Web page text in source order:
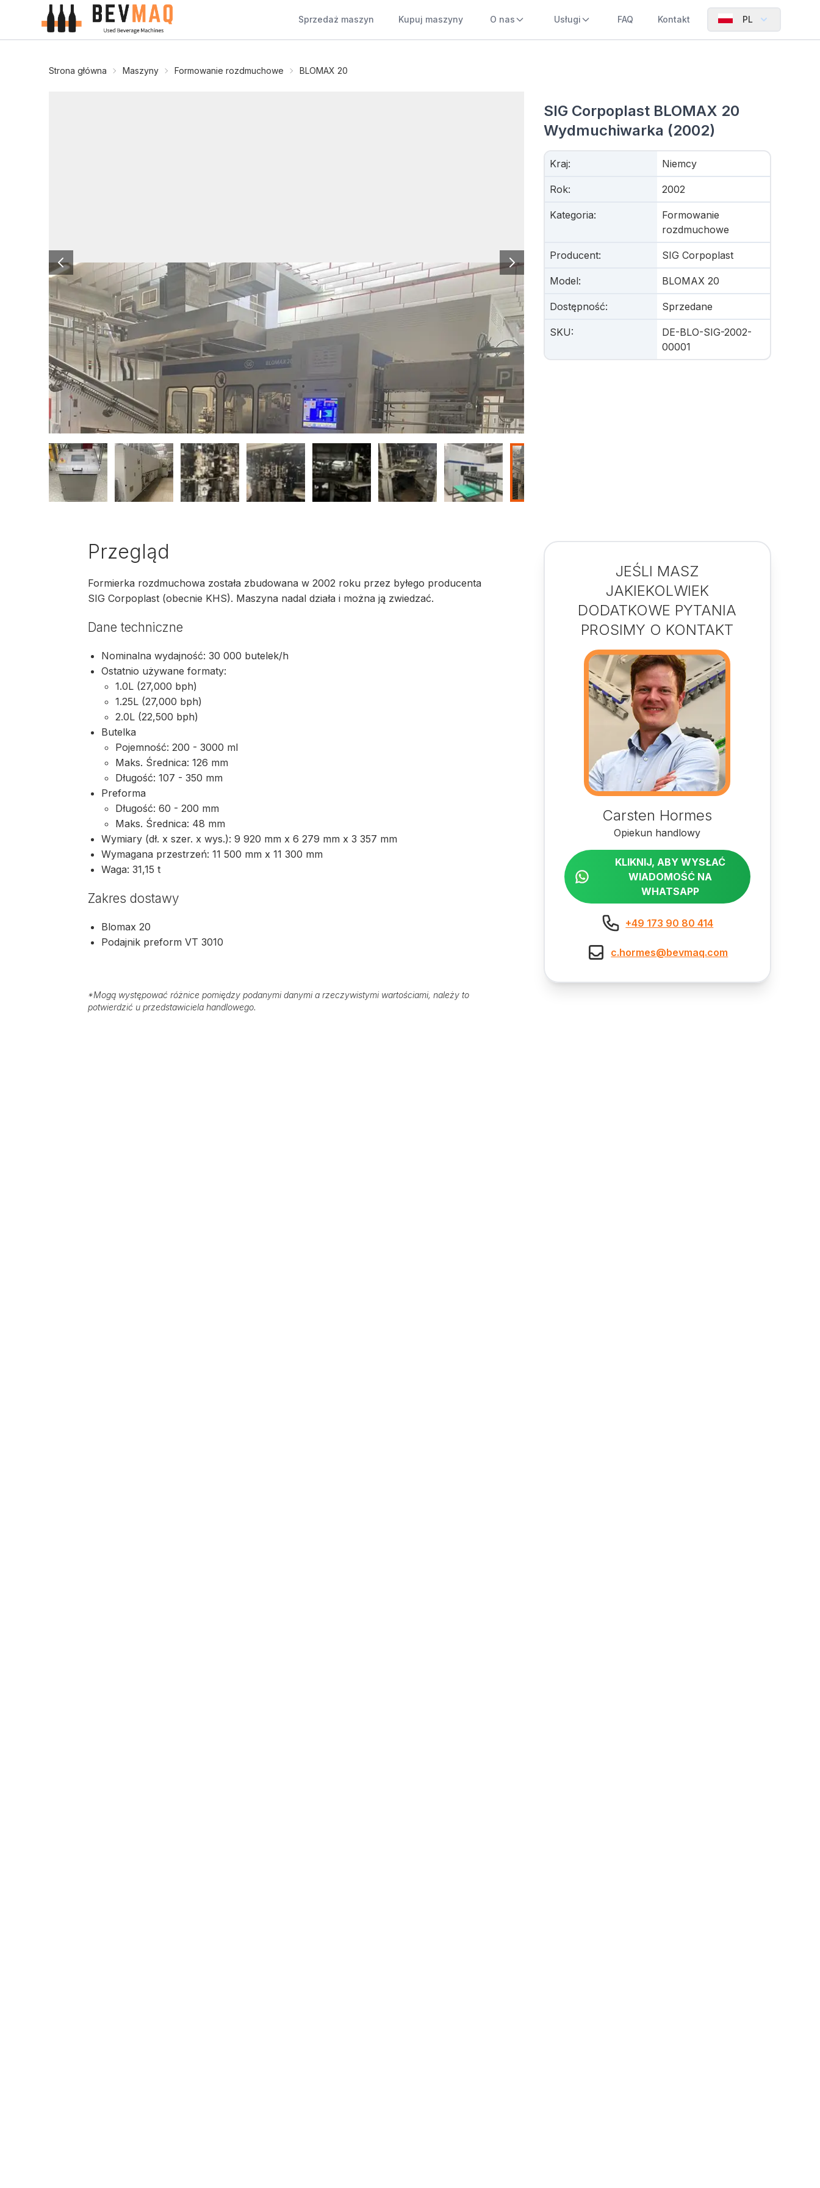
Sprzedaż maszyn Kupuj maszyny O nas Usługi FAQ Kontakt PL
Strona główna Maszyny Formowanie rozdmuchowe BLOMAX 20
SIG Corpoplast BLOMAX 20
Wydmuchiwarka (2002)
Kraj: Niemcy
Rok: 2002
Kategoria:
Formowanie
rozdmuchowe
Producent: SIG Corpoplast
Model: BLOMAX 20
Dostępność: Sprzedane
SKU:
DE-BLO-SIG-2002-
00001
Przegląd
Formierka rozdmuchowa została zbudowana w 2002 roku przez byłego producenta
SIG Corpoplast (obecnie KHS). Maszyna nadal działa i można ją zwiedzać.
Dane techniczne
Nominalna wydajność: 30 000 butelek/h
Ostatnio używane formaty:
1.0L (27,000 bph)
1.25L (27,000 bph)
2.0L (22,500 bph)
Butelka
Pojemność: 200 - 3000 ml
Maks. Średnica: 126 mm
Długość: 107 - 350 mm
Preforma
Długość: 60 - 200 mm
Maks. Średnica: 48 mm
Wymiary (dł. x szer. x wys.): 9 920 mm x 6 279 mm x 3 357 mm
Wymagana przestrzeń: 11 500 mm x 11 300 mm
Waga: 31,15 t
Zakres dostawy
Blomax 20
Podajnik preform VT 3010
*Mogą występować różnice pomiędzy podanymi danymi a rzeczywistymi wartościami, należy to
potwierdzić u przedstawiciela handlowego.
JEŚLI MASZ
JAKIEKOLWIEK
DODATKOWE PYTANIA
PROSIMY O KONTAKT
Carsten Hormes
Opiekun handlowy
KLIKNIJ, ABY WYSŁAĆ
WIADOMOŚĆ NA
WHATSAPP
+49 173 90 80 414
c.hormes@bevmaq.com